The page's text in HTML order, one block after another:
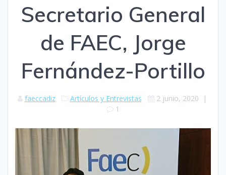
Secretario General
de FAEC, Jorge
Fernández-Portillo
faeccadiz Artículos y Entrevistas 2 junio, 2020 |
1